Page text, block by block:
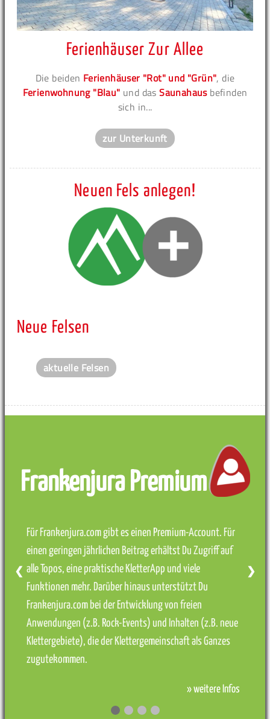
Ferienhäuser Zur Allee
Die beiden Ferienhäuser "Rot" und "Grün", die
Ferienwohnung "Blau" und dasSaunahausbefinden
sich in...
zur Unterkunft
Neuen Fels anlegen!
Neue Felsen
aktuelle Felsen
Frankenjura Premium
Für Frankenjura.com gibt es einen Premium-Account. Für
einen geringen jährlichen Beitrag erhältst Du Zugriff auf
alle Topos, eine praktische KletterApp und viele
Funktionen mehr. Darüber hinaus unterstützt Du
Frankenjura.com bei der Entwicklung von freien
Anwendungen (z.B. Rock-Events) und Inhalten (z.B. neue
Klettergebiete), die der Klettergemeinschaft als Ganzes
zugutekommen.
» weitere Infos
❮ ❯